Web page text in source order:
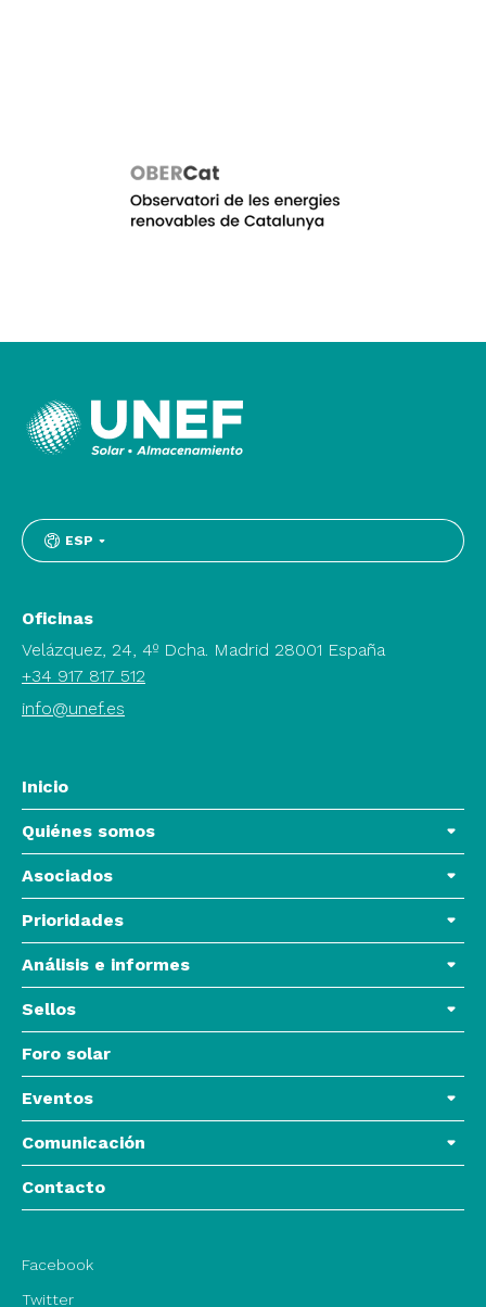
ESP
Oficinas
Velázquez, 24, 4º Dcha. Madrid 28001 España
+34 917 817 512
info@unef.es
Inicio
Quiénes somos
Asociados
Prioridades
Análisis e informes
Sellos
Foro solar
Eventos
Comunicación
Contacto
Facebook
Twitter